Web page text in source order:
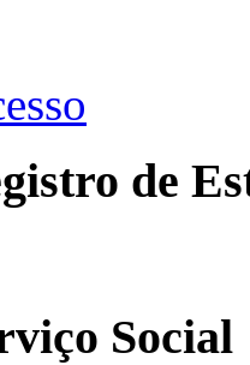
de
Social